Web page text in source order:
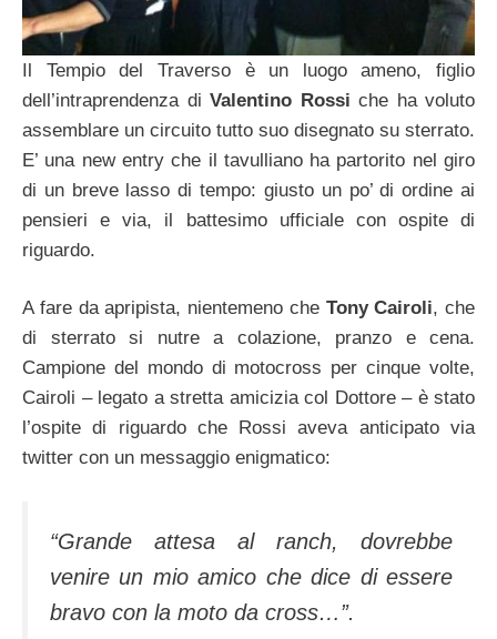
Il Tempio del Traverso è un luogo ameno, figlio
dell’intraprendenza di Valentino Rossi che ha voluto
assemblare un circuito tutto suo disegnato su sterrato.
E’ una new entry che il tavulliano ha partorito nel giro
di un breve lasso di tempo: giusto un po’ di ordine ai
pensieri e via, il battesimo ufficiale con ospite di
riguardo.
A fare da apripista, nientemeno che Tony Cairoli, che
di sterrato si nutre a colazione, pranzo e cena.
Campione del mondo di motocross per cinque volte,
Cairoli – legato a stretta amicizia col Dottore – è stato
l’ospite di riguardo che Rossi aveva anticipato via
twitter con un messaggio enigmatico:
“Grande attesa al ranch, dovrebbe
venire un mio amico che dice di essere
bravo con la moto da cross…”.